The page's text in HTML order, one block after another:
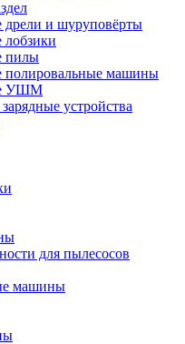
дрели и шуруповёрты
пилы
полировальные машины
УШМ
устройства
для пылесосов
машины